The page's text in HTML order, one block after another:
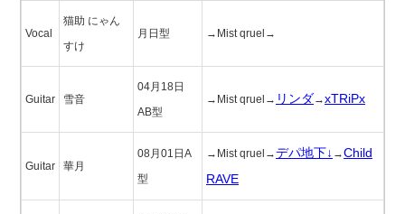
Vocal
猫助 にゃん
すけ
月日型 →Mist qruel→
Guitar 雪音
04月18日
AB型
→Mist qruel→ リンダ→xTRiPx
Guitar 華月
08月01日A
型
→Mist qruel→デパ地下↓ →Child
RAVE